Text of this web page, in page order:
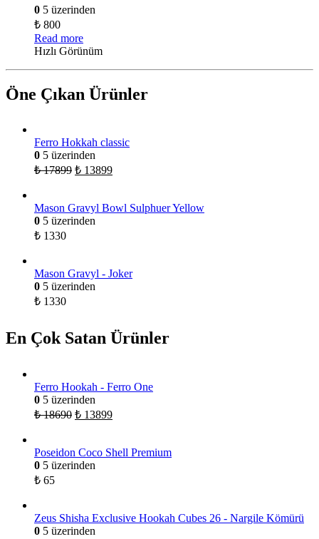
0 5 üzerinden
₺ 800
Read more
Hızlı Görünüm
Öne Çıkan Ürünler
Ferro Hokkah classic
0 5 üzerinden
₺17899 ₺ 13899
Mason Gravyl Bowl Sulphuer Yellow
0 5 üzerinden
₺ 1330
Mason Gravyl - Joker
0 5 üzerinden
₺ 1330
En Çok Satan Ürünler
Ferro Hookah - Ferro One
0 5 üzerinden
₺18690 ₺ 13899
Poseidon Coco Shell Premium
0 5 üzerinden
₺ 65
Zeus Shisha Exclusive Hookah Cubes 26 - Nargile Kömürü
0 5 üzerinden